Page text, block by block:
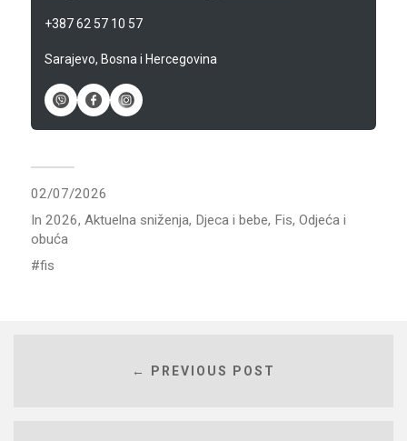
+387 62 57 10 57
Sarajevo, Bosna i Hercegovina
02/07/2026
In 2026, Aktuelna sniženja, Djeca i bebe, Fis, Odjeća i
obuća
fis
← PREVIOUS POST